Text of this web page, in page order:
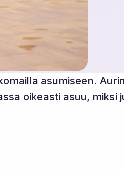
asumiseen.
oikeasti asuu, miksi